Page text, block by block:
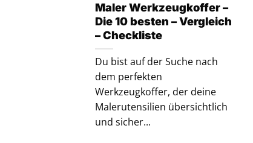
Maler Werkzeugkoffer –
Die 10 besten – Vergleich
– Checkliste
Du bist auf der Suche nach
dem perfekten
Werkzeugkoffer, der deine
Malerutensilien übersichtlich
und sicher...